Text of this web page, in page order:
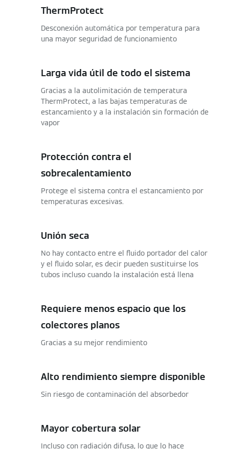
ThermProtect
Desconexión automática por temperatura para
una mayor seguridad de funcionamiento
Larga vida útil de todo el sistema
Gracias a la autolimitación de temperatura
ThermProtect, a las bajas temperaturas de
estancamiento y a la instalación sin formación de
vapor
Protección contra el
sobrecalentamiento
Protege el sistema contra el estancamiento por
temperaturas excesivas.
Unión seca
No hay contacto entre el fluido portador del calor
y el fluido solar, es decir pueden sustituirse los
tubos incluso cuando la instalación está llena
Requiere menos espacio que los
colectores planos
Gracias a su mejor rendimiento
Alto rendimiento siempre disponible
Sin riesgo de contaminación del absorbedor
Mayor cobertura solar
Incluso con radiación difusa, lo que lo hace